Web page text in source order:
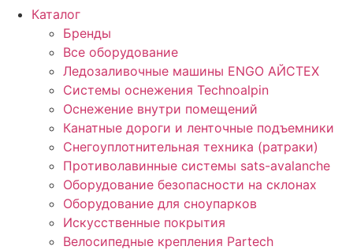
Каталог
Бренды
Все оборудование
Ледозаливочные машины ENGO АЙСТЕХ
Системы оснежения Technoalpin
Оснежение внутри помещений
Канатные дороги и ленточные подъемники
Снегоуплотнительная техника (ратраки)
Противолавинные системы sats-avalanche
Оборудование безопасности на склонах
Оборудование для сноупарков
Искусственные покрытия
Велосипедные крепления Partech